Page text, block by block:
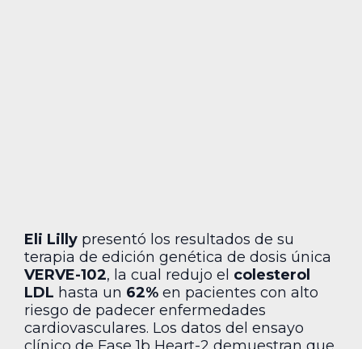
Eli Lilly presentó los resultados de su
terapia de edición genética de dosis única
VERVE-102, la cual redujo el colesterol
LDL hasta un 62% en pacientes con alto
riesgo de padecer enfermedades
cardiovasculares. Los datos del ensayo